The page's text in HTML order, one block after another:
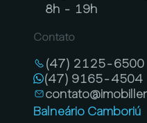
8h - 19h
Contato
(47) 2125-6500
(47) 9165-4504
Balneário Camboriú